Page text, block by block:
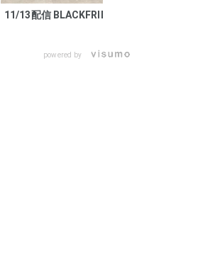
11/13配信 BLACKFRIDAYS...
powered by